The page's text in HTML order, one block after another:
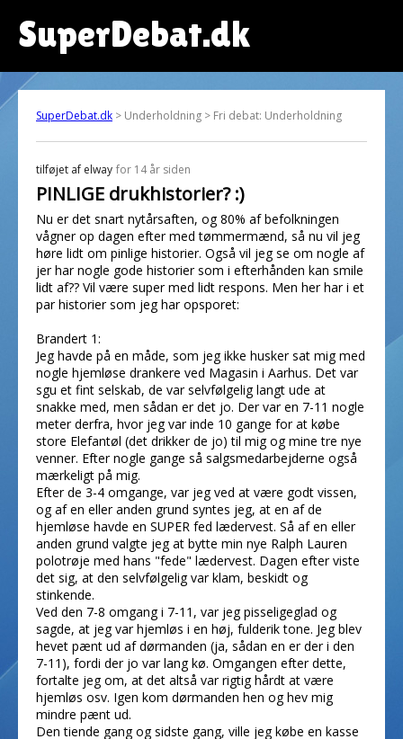
SuperDebat.dk
SuperDebat.dk > Underholdning > Fri debat: Underholdning
tilføjet af elway for 14 år siden
PINLIGE drukhistorier? :)
Nu er det snart nytårsaften, og 80% af befolkningen
vågner op dagen efter med tømmermænd, så nu vil jeg
høre lidt om pinlige historier. Også vil jeg se om nogle af
jer har nogle gode historier som i efterhånden kan smile
lidt af?? Vil være super med lidt respons. Men her har i et
par historier som jeg har opsporet:
Brandert 1:
Jeg havde på en måde, som jeg ikke husker sat mig med
nogle hjemløse drankere ved Magasin i Aarhus. Det var
sgu et fint selskab, de var selvfølgelig langt ude at
snakke med, men sådan er det jo. Der var en 7-11 nogle
meter derfra, hvor jeg var inde 10 gange for at købe
store Elefantøl (det drikker de jo) til mig og mine tre nye
venner. Efter nogle gange så salgsmedarbejderne også
mærkeligt på mig.
Efter de 3-4 omgange, var jeg ved at være godt vissen,
og af en eller anden grund syntes jeg, at en af de
hjemløse havde en SUPER fed lædervest. Så af en eller
anden grund valgte jeg at bytte min nye Ralph Lauren
polotrøje med hans "fede" lædervest. Dagen efter viste
det sig, at den selvfølgelig var klam, beskidt og
stinkende.
Ved den 7-8 omgang i 7-11, var jeg pisseligeglad og
sagde, at jeg var hjemløs i en høj, fulderik tone. Jeg blev
hevet pænt ud af dørmanden (ja, sådan en er der i den
7-11), fordi der jo var lang kø. Omgangen efter dette,
fortalte jeg om, at det altså var rigtig hårdt at være
hjemløs osv. Igen kom dørmanden hen og hev mig
mindre pænt ud.
Den tiende gang og sidste gang, ville jeg købe en kasse